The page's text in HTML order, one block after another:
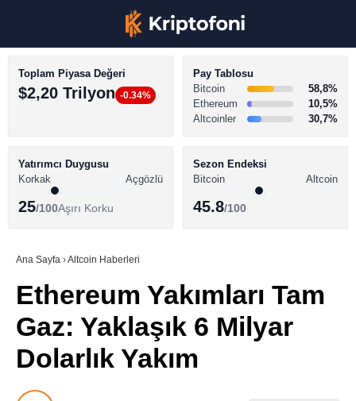
Youtube
TikTok
BİTCOİN HABERLERİ
ALTCOİN HABERLERİ
SÖZLÜK
Toplam Piyasa Değeri
$2,20 Trilyon -0.34%
Pay Tablosu
Bitcoin
58,8%
Ethereum
10,5%
Altcoinler
30,7%
Yatırımcı Duygusu
Korkak
Açgözlü
25/100Aşırı Korku
Sezon Endeksi
Bitcoin
Altcoin
45.8/100
Ana Sayfa ›Altcoin Haberleri
Ethereum Yakımları Tam
Gaz: Yaklaşık 6 Milyar
Dolarlık Yakım